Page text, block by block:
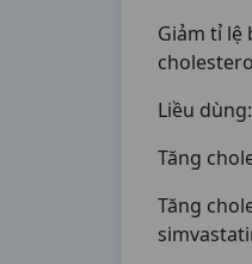
Giảm tỉ lệ
Liều dùng:
Tăng
Tăng